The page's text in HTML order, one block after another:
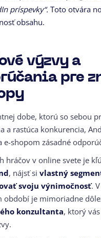
príspevky“. Toto otvára
obsahu.
výzvy a
pre
dobe, ktorú so sebou
a rastúca konkurencia,
e-shopom zásadné
hráčov v online svete je
, nájsť si vlastný
svoju výnimočnosť.
období je mimoriadne
konzultanta, ktorý